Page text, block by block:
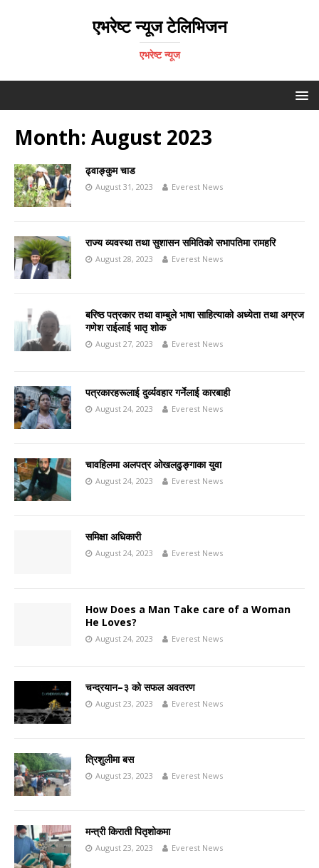
एभरेष्ट न्यूज टेलिभिजन
एभरेष्ट न्यूज
Month: August 2023
ढ्वाङ्कुम चाड
August 31, 2023 Everest News
राज्य व्यवस्था तथा सुशासन समितिको सभापतिमा रामहरि
August 28, 2023 Everest News
बरिष्ठ पत्रकार तथा वाम्बुले भाषा साहित्याको अध्येता तथा अग्रज
गणेश राईलाई भातृ शोक
August 27, 2023 Everest News
पत्रकारहरूलाई दुर्व्यवहार गर्नेलाई कारबाही
August 24, 2023 Everest News
चावहिलमा अलपत्र ओखलढुङ्गाका युवा
August 24, 2023 Everest News
समिक्षा अधिकारी
August 24, 2023 Everest News
How Does a Man Take care of a Woman
He Loves?
August 24, 2023 Everest News
चन्द्रयान–३ को सफल अवतरण
August 23, 2023 Everest News
त्रिशुलीमा बस
August 23, 2023 Everest News
मन्त्री किराती पितृशोकमा
August 23, 2023 Everest News